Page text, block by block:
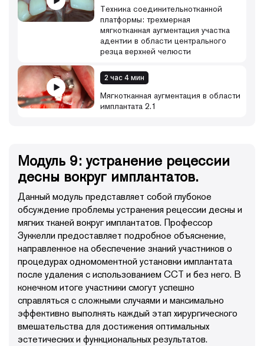
Техника соединительнотканной
платформы: трехмерная
мягкотканная аугментация участка
адентии в области центрального
резца верхней челюсти
2 час 4 мин
Мягкотканная аугментация в области
имплантата 2.1
Модуль 9: устранение рецессии
десны вокруг имплантатов.
Данный модуль представляет собой глубокое
обсуждение проблемы устранения рецессии десны и
мягких тканей вокруг имплантатов. Профессор
Зуккелли предоставляет подробное объяснение,
направленное на обеспечение знаний участников о
процедурах одномоментной установки имплантата
после удаления с использованием ССТ и без него. В
конечном итоге участники смогут успешно
справляться с сложными случаями и максимально
эффективно выполнять каждый этап хирургического
вмешательства для достижения оптимальных
эстетических и функциональных результатов.